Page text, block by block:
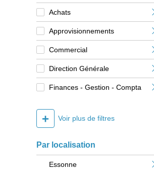
Achats
Approvisionnements
Commercial
Direction Générale
Finances - Gestion - Compta
+ Voir plus de filtres
Par localisation
Essonne